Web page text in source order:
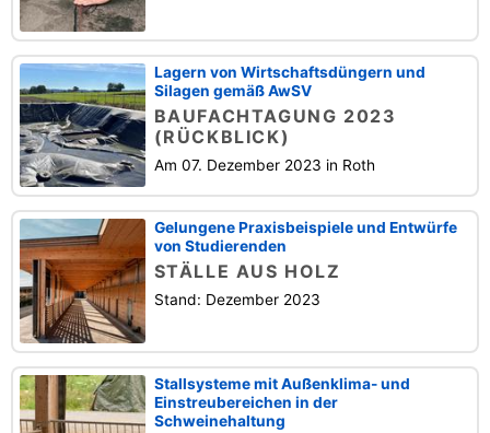
Lagern von Wirtschaftsdüngern und
Silagen gemäß AwSV
BAUFACHTAGUNG 2023
(RÜCKBLICK)
Am 07. Dezember 2023 in Roth
Gelungene Praxisbeispiele und Entwürfe
von Studierenden
STÄLLE AUS HOLZ
Stand: Dezember 2023
Stallsysteme mit Außenklima- und
Einstreubereichen in der
Schweinehaltung